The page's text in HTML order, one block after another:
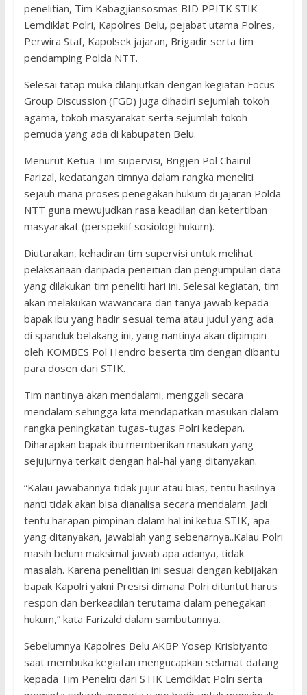
penelitian, Tim Kabagjiansosmas BID PPITK STIK
Lemdiklat Polri, Kapolres Belu, pejabat utama Polres,
Perwira Staf, Kapolsek jajaran, Brigadir serta tim
pendamping Polda NTT.
Selesai tatap muka dilanjutkan dengan kegiatan Focus
Group Discussion (FGD) juga dihadiri sejumlah tokoh
agama, tokoh masyarakat serta sejumlah tokoh
pemuda yang ada di kabupaten Belu.
Menurut Ketua Tim supervisi, Brigjen Pol Chairul
Farizal, kedatangan timnya dalam rangka meneliti
sejauh mana proses penegakan hukum di jajaran Polda
NTT guna mewujudkan rasa keadilan dan ketertiban
masyarakat (perspekiif sosiologi hukum).
Diutarakan, kehadiran tim supervisi untuk melihat
pelaksanaan daripada peneitian dan pengumpulan data
yang dilakukan tim peneliti hari ini. Selesai kegiatan, tim
akan melakukan wawancara dan tanya jawab kepada
bapak ibu yang hadir sesuai tema atau judul yang ada
di spanduk belakang ini, yang nantinya akan dipimpin
oleh KOMBES Pol Hendro beserta tim dengan dibantu
para dosen dari STIK.
Tim nantinya akan mendalami, menggali secara
mendalam sehingga kita mendapatkan masukan dalam
rangka peningkatan tugas-tugas Polri kedepan.
Diharapkan bapak ibu memberikan masukan yang
sejujurnya terkait dengan hal-hal yang ditanyakan.
“Kalau jawabannya tidak jujur atau bias, tentu hasilnya
nanti tidak akan bisa dianalisa secara mendalam. Jadi
tentu harapan pimpinan dalam hal ini ketua STIK, apa
yang ditanyakan, jawablah yang sebenarnya..Kalau Polri
masih belum maksimal jawab apa adanya, tidak
masalah. Karena penelitian ini sesuai dengan kebijakan
bapak Kapolri yakni Presisi dimana Polri dituntut harus
respon dan berkeadilan terutama dalam penegakan
hukum,” kata Farizald dalam sambutannya.
Sebelumnya Kapolres Belu AKBP Yosep Krisbiyanto
saat membuka kegiatan mengucapkan selamat datang
kepada Tim Peneliti dari STIK Lemdiklat Polri serta